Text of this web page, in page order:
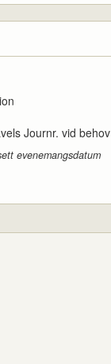
Journr. vid behov
evenemangsdatum